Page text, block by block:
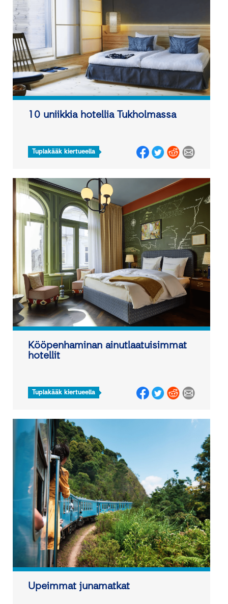
10 uniikkia hotellia Tukholmassa
Tuplakääk kiertueella
Kööpenhaminan ainutlaatuisimmat
hotellit
Tuplakääk kiertueella
Upeimmat junamatkat